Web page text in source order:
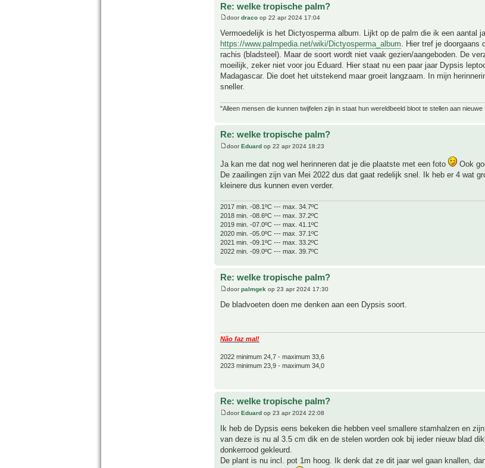
Re: welke tropische palm?
doordraco op 22 apr 2024 17:04
Vermoedelijk is het Dictyosperma album. Lijkt op de palm die ik een aantal
https://www.palmpedia.net/wiki/Dictyosperma_album. Hier tref je doorgaans
rachis (bladsteel). Maar de soort wordt niet vaak gezien/aangeboden. De
moeilijk, zeker niet voor jou Eduard. Hier staat nu een paar jaar Dypsis
Madagascar. Die doet het uitstekend maar groeit langzaam. In mijn
sneller.
"Alleen mensen die kunnen twijfelen zijn in staat hun wereldbeeld bloot te stellen aan
Re: welke tropische palm?
doorEduard op 22 apr 2024 18:23
Ja kan me dat nog wel herinneren dat je die plaatste met een foto
Ook
De zaailingen zijn van Mei 2022 dus dat gaat redelijk snel. Ik heb er 4 wat
kleinere dus kunnen even verder.
2017 min. -08.1ºC --- max. 34.7ºC
2018 min. -08.6ºC --- max. 37.2ºC
2019 min. -07.0ºC --- max. 41.1ºC
2020 min. -05.0ºC --- max. 37.1ºC
2021 min. -09.1ºC --- max. 33.2ºC
2022 min. -09.0ºC --- max. 39.7ºC
Re: welke tropische palm?
doorpalmgek op 23 apr 2024 17:30
De bladvoeten doen me denken aan een Dypsis soort.
Não faz mal!
2022 minimum 24,7 - maximum 33,6
2023 minimum 23,9 - maximum 34,0
Re: welke tropische palm?
doorEduard op 23 apr 2024 22:08
Ik heb de Dypsis eens bekeken die hebben veel smallere stamhalzen en
van deze is nu al 3.5 cm dik en de stelen worden ook bij ieder nieuw blad
donkerrood gekleurd.
De plant is nu incl. pot 1m hoog. Ik denk dat ze dit jaar wel gaan knallen,